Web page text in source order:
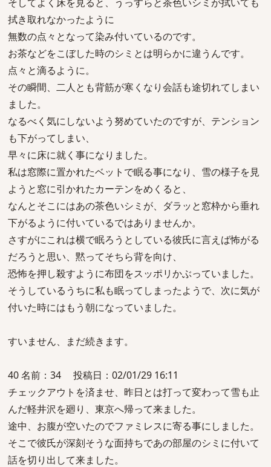
拭き取れなかったように
無数の点々となって染み付いているのです。
お茶などをこぼした時のシミとは明らかに違うんです。
点々と滴るように。
その瞬間、二人とも背筋が寒くなり会話も途切れてしまい
ました。
なるべく気にしないよう努めていたのですが、テンション
も下がってしまい、
早々に床に就く事になりました。
私は窓際に置かれたベットで眠る事になり、雪の様子を見
ようと窓に引かれたカーテンをめくると、
なんとそこにはあの茶色いシミが、ダラッと窓枠から垂れ
下がるように付いているではありませんか。
さすがにこれは横で眠ろうとしている彼氏に言えば怖がる
だろうと思い、黙ってそちら背を向け、
恐怖を押し殺すように布団をスッポリかぶっていました。
そうしているうちに私も眠ってしまったようで、次に気が
付いた時にはもう朝になっていました。
すいません、まだ続きます。
40 名前：34 投稿日：02/01/29 16:11
チェックアウトを済ませ、昨日とは打って変わって雪も止
んだ軽井沢を廻り、東京へ帰って来ました。
途中、お腹が空いたのでファミレスに寄る事にしました。
そこで彼氏が深刻そうな面持ちであの部屋のシミに付いて
話を切り出して来ました。